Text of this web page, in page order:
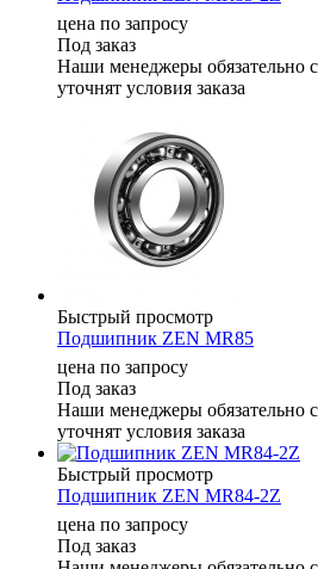
цена по запросу
Под заказ
Наши менеджеры обязательно
уточнят условия заказа
Быстрый просмотр
Подшипник ZEN MR85
цена по запросу
Под заказ
Наши менеджеры обязательно
уточнят условия заказа
Быстрый просмотр
Подшипник ZEN MR84-2Z
цена по запросу
Под заказ